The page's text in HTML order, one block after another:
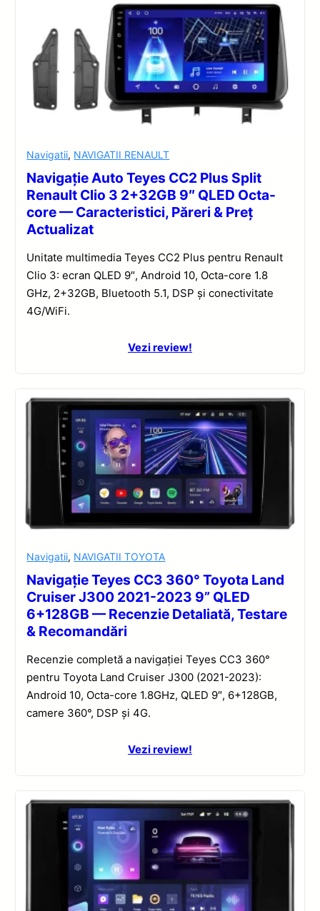
Navigatii, NAVIGATII RENAULT
Navigație Auto Teyes CC2 Plus Split
Renault Clio 3 2+32GB 9″ QLED Octa-
core — Caracteristici, Păreri & Preț
Actualizat
Unitate multimedia Teyes CC2 Plus pentru Renault
Clio 3: ecran QLED 9″, Android 10, Octa-core 1.8
GHz, 2+32GB, Bluetooth 5.1, DSP și conectivitate
4G/WiFi.
Vezi review!
Navigatii, NAVIGATII TOYOTA
Navigație Teyes CC3 360° Toyota Land
Cruiser J300 2021-2023 9” QLED
6+128GB — Recenzie Detaliată, Testare
& Recomandări
Recenzie completă a navigației Teyes CC3 360°
pentru Toyota Land Cruiser J300 (2021-2023):
Android 10, Octa-core 1.8GHz, QLED 9″, 6+128GB,
camere 360°, DSP și 4G.
Vezi review!